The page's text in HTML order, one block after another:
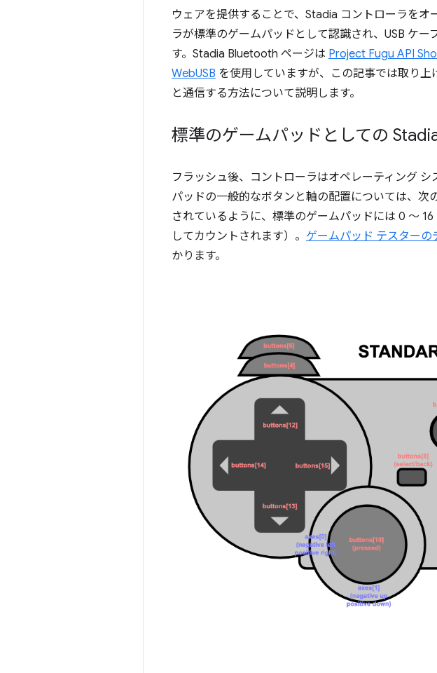
ウェアを提供することで、Stadia コントローラを
ラが標準のゲームパッドとして認識され、USB ケ
す。Stadia Bluetooth ページは Project Fugu API
WebUSB を使用していますが、この記事では取り
と通信する方法について説明します。
標準のゲームパッドとしての
フラッシュ後、コントローラはオペレーティング シ
パッドの一般的なボタンと軸の配置については、次
されているように、標準のゲームパッドには 0 ～
してカウントされます）。 ゲームパッド テスターの
かります。